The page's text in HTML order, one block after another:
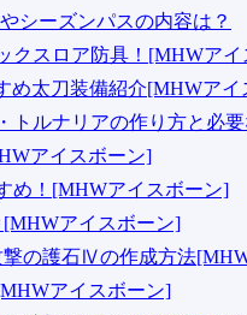
シーズンパスの内容は？
クスロア防具！[MHWア
め太刀装備紹介[MHWア
トルナリアの作り方と必
アイスボーン]
め！[MHWアイスボーン]
[MHWアイスボーン]
撃の護石Ⅳの作成方法
アイスボーン]